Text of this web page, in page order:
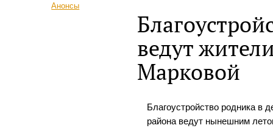
Анонсы
ведут
Марковой
Благоустройство родника в
района ведут нынешним